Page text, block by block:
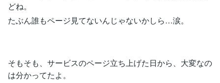
どね。
たぶん誰もページ見てないんじゃないかしら…涙。
そもそも、サービスのページ立ち上げた日から、大変なの
は分かってたよ。